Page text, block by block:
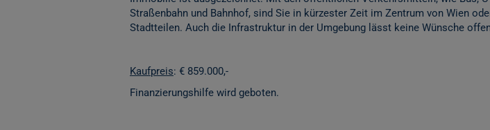
Straßenbahn und Bahnhof, sind Sie in kürzester Zeit im Zentrum von Wien
Stadtteilen. Auch die Infrastruktur in der Umgebung lässt keine Wünsche
Kaufpreis: € 859.000,-
Finanzierungshilfe wird geboten.